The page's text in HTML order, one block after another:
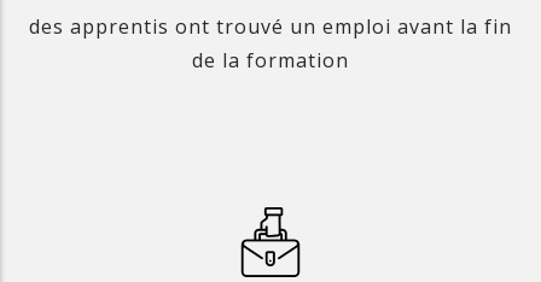
des apprentis ont trouvé un emploi avant la fin
de la formation